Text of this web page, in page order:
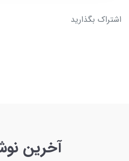
اشتراک بگذارید
آخرین